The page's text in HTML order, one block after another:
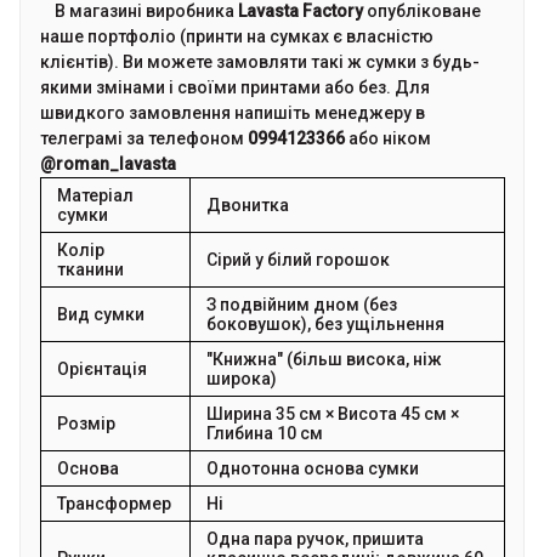
В магазині виробника Lavasta Factoryопубліковане
наше портфоліо (принти на сумках є власністю
клієнтів). Ви можете замовляти такі ж сумки з будь-
якими змінами і своїми принтами або без. Для
швидкого замовлення напишіть менеджеру в
телеграмі за телефоном 0994123366або ніком
@roman_lavasta
Матеріал
сумки
Двонитка
Колір
тканини
Сірий у білий горошок
Вид сумки
З подвійним дном (без
боковушок), без ущільнення
Орієнтація
"Книжна" (більш висока, ніж
широка)
Розмір
Ширина 35 см × Висота 45 см ×
Глибина 10 см
Основа
Однотонна основа сумки
Трансформер
Ні
Одна пара ручок, пришита